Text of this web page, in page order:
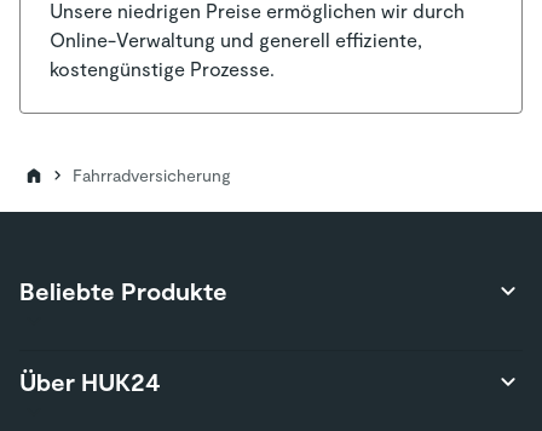
Unsere niedrigen Preise ermöglichen wir durch
Online-Verwaltung und generell effiziente,
kostengünstige Prozesse.
Fahrradversicherung
Beliebte Produkte
Produktübersicht
Über HUK24